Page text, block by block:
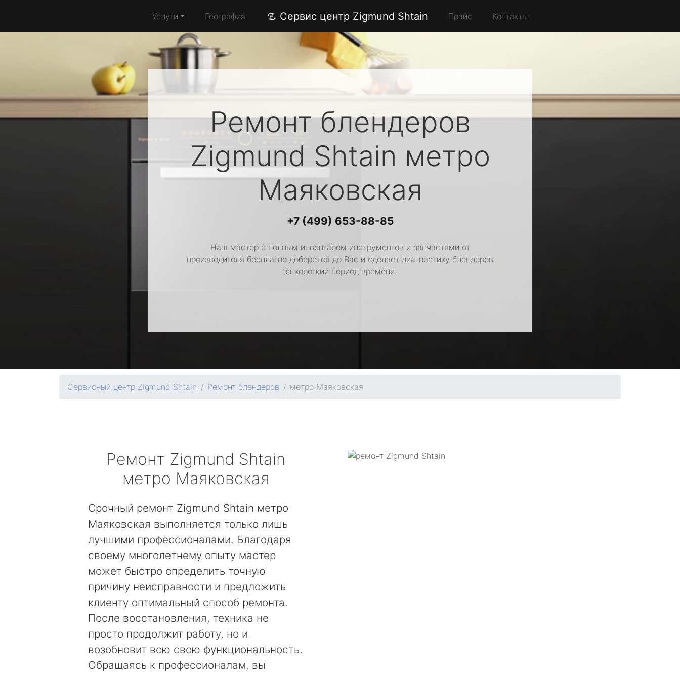
Услуги География Сервис центр Zigmund Shtain Прайс Контакты
Ремонт блендеров
Zigmund Shtain метро
Маяковская
+7 (499) 653-88-85
Наш мастер с полным инвентарем инструментов и запчастями от
производителя бесплатно доберется до Вас и сделает диагностику блендеров
за короткий период времени.
Сервисный центр Zigmund Shtain Ремонт блендеров метро Маяковская
Ремонт Zigmund Shtain
метро Маяковская
Срочный ремонт Zigmund Shtain метро
Маяковская выполняется только лишь
лучшими профессионалами. Благодаря
своему многолетнему опыту мастер
может быстро определить точную
причину неисправности и предложить
клиенту оптимальный способ ремонта.
После восстановления, техника не
просто продолжит работу, но и
возобновит всю свою функциональность.
Обращаясь к профессионалам, вы